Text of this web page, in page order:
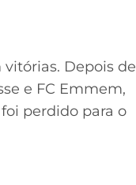
Depois de
e FC Emmem,
perdido para o